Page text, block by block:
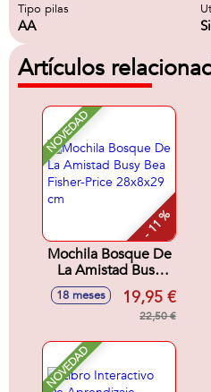
Tipo pilas
AA Si
Artículos
NOVEDAD
- 11 %
Mochila Bosque De
La Amistad Busy
Bea Fisher-Price
28x8x29 cm
18 meses 19,95 €
22,50 €
NOVEDAD